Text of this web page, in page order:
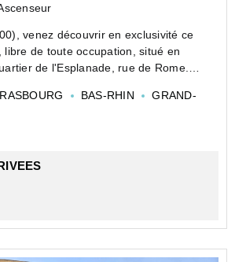
venez découvrir en exclusivité ce
libre de toute occupation, situé en
de l'Esplanade, rue de Rome.
et petits commerc...
BAS-RHIN
GRAND-